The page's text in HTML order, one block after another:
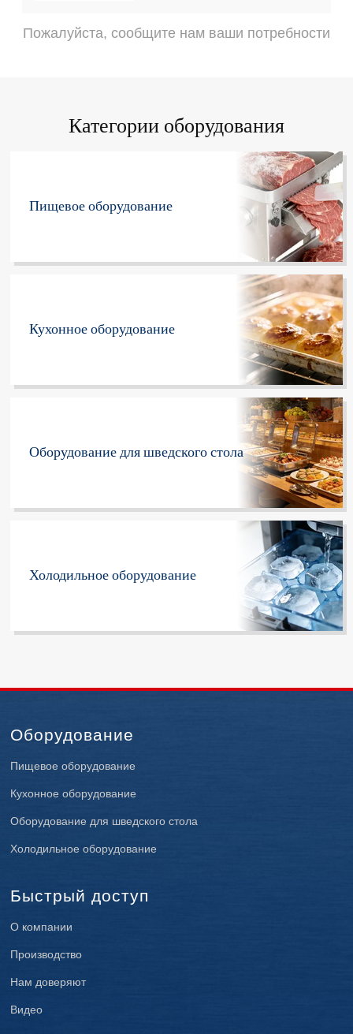
Пожалуйста, сообщите нам ваши потребности
Категории оборудования
Пищевое оборудование
Кухонное оборудование
Оборудование для шведского стола
Холодильное оборудование
Оборудование
Пищевое оборудование
Кухонное оборудование
Оборудование для шведского стола
Холодильное оборудование
Быстрый доступ
О компании
Производство
Нам доверяют
Видео